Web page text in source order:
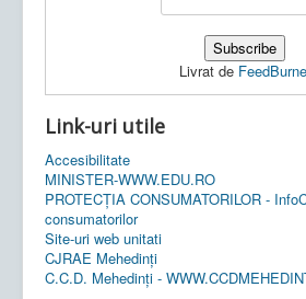
Livrat de
Link-uri utile
Accesibilitate
MINISTER-WWW.EDU.RO
PROTECȚIA CONSUMATORILOR -
consumatorilor
Site-uri web unitati
CJRAE Mehedinți
C.C.D. Mehedinţi -